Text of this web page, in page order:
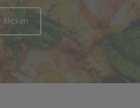
klicken